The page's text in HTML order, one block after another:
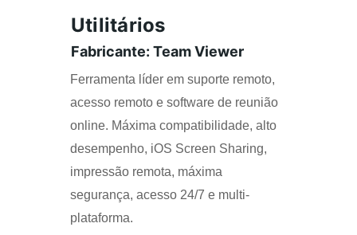
Utilitários
Fabricante: Team Viewer
Ferramenta líder em suporte remoto,
acesso remoto e software de reunião
online. Máxima compatibilidade, alto
desempenho, iOS Screen Sharing,
impressão remota, máxima
segurança, acesso 24/7 e multi-
plataforma.